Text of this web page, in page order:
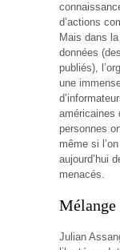
d’actions
Mais dans
données
publiés),
une
américaines
personnes
même si
aujourd’hui
menacés.
Mélange
Julian